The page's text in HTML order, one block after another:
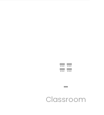
-
Classroom